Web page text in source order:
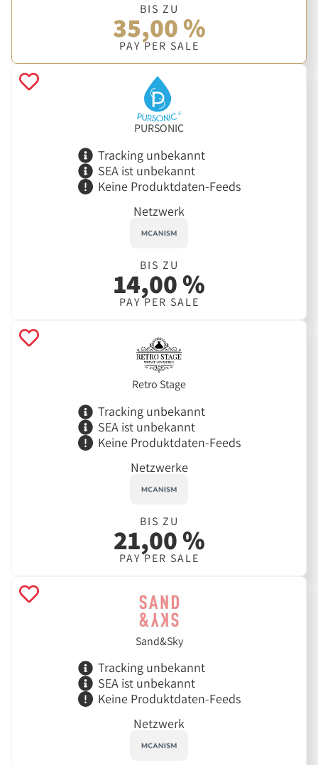
BIS ZU
35,00 %
PAY PER SALE
PURSONIC
Tracking unbekannt
SEA ist unbekannt
Keine Produktdaten-Feeds
Netzwerk
BIS ZU
14,00 %
PAY PER SALE
Retro Stage
Tracking unbekannt
SEA ist unbekannt
Keine Produktdaten-Feeds
Netzwerke
BIS ZU
21,00 %
PAY PER SALE
Sand&Sky
Tracking unbekannt
SEA ist unbekannt
Keine Produktdaten-Feeds
Netzwerk